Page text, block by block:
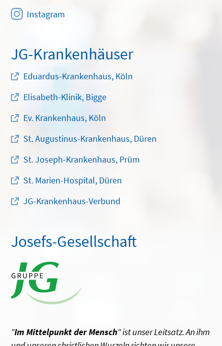
Instagram
JG-Krankenhäuser
Eduardus-Krankenhaus, Köln
Elisabeth-Klinik, Bigge
Ev. Krankenhaus, Köln
St. Augustinus-Krankenhaus, Düren
St. Joseph-Krankenhaus, Prüm
St. Marien-Hospital, Düren
JG-Krankenhaus-Verbund
Josefs-Gesellschaft
"Im Mittelpunkt der Mensch" ist unser Leitsatz. An ihm